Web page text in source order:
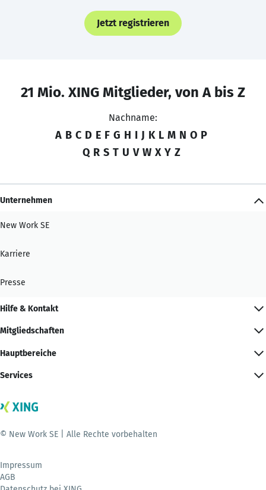
Jetzt registrieren
21 Mio. XING Mitglieder, von A bis Z
Nachname:
A B C D E F G H I J K L M N O P
Q R S T U V W X Y Z
Unternehmen
New Work SE
Karriere
Presse
Hilfe & Kontakt
Mitgliedschaften
Hauptbereiche
Services
© New Work SE | Alle Rechte vorbehalten
Impressum
AGB